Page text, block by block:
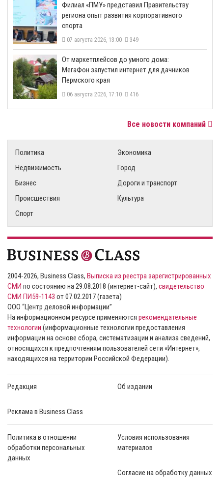
​Филиал «ПМУ» представил Правительству
региона опыт развития корпоративного
спорта
07 августа 2026, 13:00 349
От маркетплейсов до умного дома:
МегаФон запустил интернет для дачников
Пермского края
06 августа 2026, 17:10 416
Все новости компаний
Политика
Экономика
Недвижимость
Город
Бизнес
Дороги и транспорт
Происшествия
Культура
Спорт
2004-2026, Business Class, Выписка из реестра зарегистрированных
СМИ по состоянию на 29.08.2018 (интернет-сайт), свидетельство
СМИ ПИ59-1143 от 07.02.2017 (газета)
ООО “Центр деловой информации”
На информационном ресурсе применяются рекомендательные
технологии (информационные технологии предоставления
информации на основе сбора, систематизации и анализа сведений,
относящихся к предпочтениям пользователей сети «Интернет»,
находящихся на территории Российской Федерации).
Редакция Об издании
Реклама в Business Class
Политика в отношении
обработки персональных
данных
Условия использования
материалов
Согласие на обработку данных